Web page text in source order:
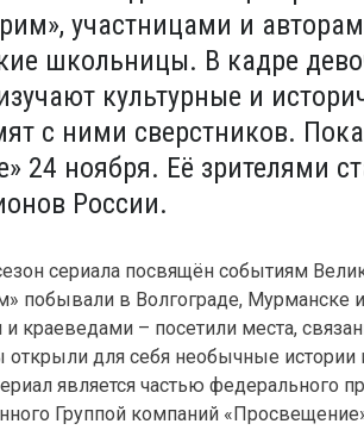
участницами и
школьницы. В кадре
культурные и
с ними сверстников.
24 ноября. Её зрителями
России.
сериала посвящён событиям
побывали в Волгограде, Мурманске
и краеведами – посетили места,
для себя необычные истории
является частью федерального
Группой компаний